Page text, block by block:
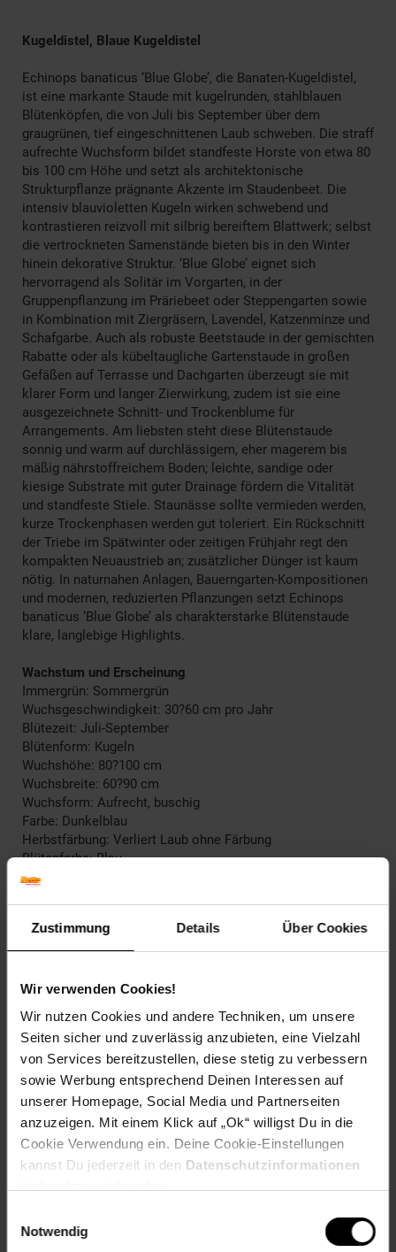
Zustimmung Details Über Cookies
Wir verwenden Cookies!
Wir nutzen Cookies und andere Techniken, um unsere
Seiten sicher und zuverlässig anzubieten, eine Vielzahl
von Services bereitzustellen, diese stetig zu verbessern
sowie Werbung entsprechend Deinen Interessen auf
unserer Homepage, Social Media und Partnerseiten
anzuzeigen. Mit einem Klick auf „Ok“ willigst Du in die
Cookie Verwendung ein. Deine Cookie-Einstellungen
kannst Du jederzeit in den Datenschutzinformationen
Notwendig
Kugeldistel, Blaue Kugeldistel
Echinops banaticus ‘Blue Globe’, die Banaten-Kugeldistel,
ist eine markante Staude mit kugelrunden, stahlblauen
Blütenköpfen, die von Juli bis September über dem
graugrünen, tief eingeschnittenen Laub schweben. Die straff
aufrechte Wuchsform bildet standfeste Horste von etwa 80
bis 100 cm Höhe und setzt als architektonische
Strukturpflanze prägnante Akzente im Staudenbeet. Die
intensiv blauvioletten Kugeln wirken schwebend und
kontrastieren reizvoll mit silbrig bereiftem Blattwerk; selbst
die vertrockneten Samenstände bieten bis in den Winter
hinein dekorative Struktur. ‘Blue Globe’ eignet sich
hervorragend als Solitär im Vorgarten, in der
Gruppenpflanzung im Präriebeet oder Steppengarten sowie
in Kombination mit Ziergräsern, Lavendel, Katzenminze und
Schafgarbe. Auch als robuste Beetstaude in der gemischten
Rabatte oder als kübeltaugliche Gartenstaude in großen
Gefäßen auf Terrasse und Dachgarten überzeugt sie mit
klarer Form und langer Zierwirkung, zudem ist sie eine
ausgezeichnete Schnitt- und Trockenblume für
Arrangements. Am liebsten steht diese Blütenstaude
sonnig und warm auf durchlässigem, eher magerem bis
mäßig nährstoffreichem Boden; leichte, sandige oder
kiesige Substrate mit guter Drainage fördern die Vitalität
und standfeste Stiele. Staunässe sollte vermieden werden,
kurze Trockenphasen werden gut toleriert. Ein Rückschnitt
der Triebe im Spätwinter oder zeitigen Frühjahr regt den
kompakten Neuaustrieb an; zusätzlicher Dünger ist kaum
nötig. In naturnahen Anlagen, Bauerngarten-Kompositionen
und modernen, reduzierten Pflanzungen setzt Echinops
banaticus ‘Blue Globe’ als charakterstarke Blütenstaude
klare, langlebige Highlights.
Wachstum und Erscheinung
Immergrün: Sommergrün
Wuchsgeschwindigkeit: 30?60 cm pro Jahr
Blütezeit: Juli-September
Blütenform: Kugeln
Wuchshöhe: 80?100 cm
Wuchsbreite: 60?90 cm
Wuchsform: Aufrecht, buschig
Farbe: Dunkelblau
Herbstfärbung: Verliert Laub ohne Färbung
Blütenfarbe: Blau
Winterfarbe: Verblasst, bleibt halbschattig
Blattrand: Gelappt
Standortempfehlung: Sonnig, trocken
Lichtbedarf: Sonnig
Wasserbedarf: Mittel
Rückschnitt: Rückschnitt im Frühjahr
Schnittverträglichkeit: Gut
Bodenansprüche: gut durchlässig und nährstoffreich
Nährstoffgehalt: Mittel
Frosthärte: bis -20 °C
Verwendung: Als Schnittpflanze,Im
Bauerngarten,Solitärpflanzung, Staudenbeet, Bienenweide,
Trockenblumen, Schnittblume
Eigenschaften